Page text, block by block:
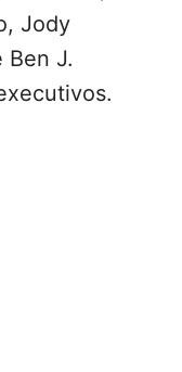
Jody
Ben J.